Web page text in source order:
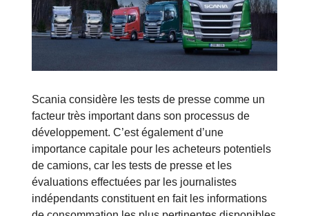
Scania considère les tests de presse comme un
facteur très important dans son processus de
développement. C’est également d’une
importance capitale pour les acheteurs potentiels
de camions, car les tests de presse et les
évaluations effectuées par les journalistes
indépendants constituent en fait les informations